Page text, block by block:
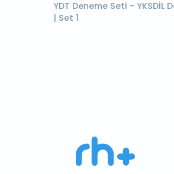
YDT Deneme Seti - YKSDİL
| Set 1